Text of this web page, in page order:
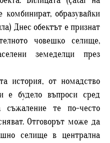
образувайки
Днес обектът е признат
човешко селище,
земеделци през
история, от номадство
е будело въпроси сред
съжаление те по-често
Отговорът може да
селище в централна